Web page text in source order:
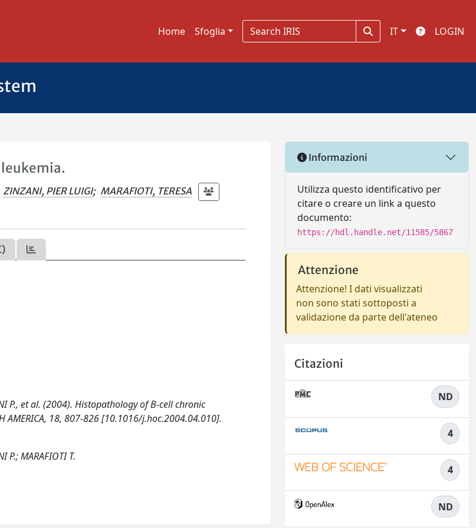
Home Sfoglia IT LOGIN
ZINZANI, PIER LUIGI; MARAFIOTI, TERESA
P., et al. (2004). Histopathology of B-cell chronic
AMERICA, 18, 807-826 [10.1016/j.hoc.2004.04.010].
P.; MARAFIOTI T.
Informazioni
Utilizza questo identificativo per
citare o creare un link a questo
documento:
https://hdl.handle.net/11585/5867
Attenzione
Attenzione! I dati visualizzati
non sono stati sottoposti a
validazione da parte dell'ateneo
Citazioni
ND
4
4
ND